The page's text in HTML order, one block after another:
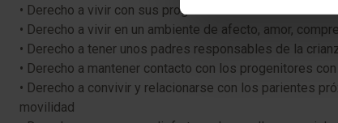
• Derecho a vivir con sus progenitores.
• Derecho a vivir en un ambiente de afecto, amor,
• Derecho a tener unos padres responsables de la
• Derecho a mantener contacto con los progenitores
• Derecho a convivir y relacionarse con los parientes
movilidad